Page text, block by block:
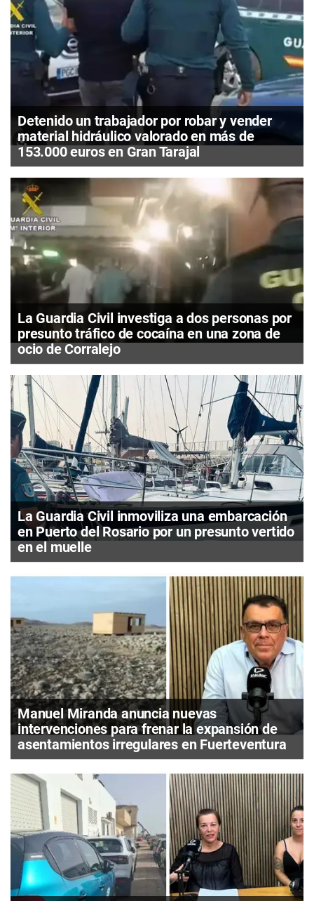
Detenido un trabajador por robar y vender
material hidráulico valorado en más de
153.000 euros en Gran Tarajal
La Guardia Civil investiga a dos personas por
presunto tráfico de cocaína en una zona de
ocio de Corralejo
La Guardia Civil inmoviliza una embarcación
en Puerto del Rosario por un presunto vertido
en el muelle
Manuel Miranda anuncia nuevas
intervenciones para frenar la expansión de
asentamientos irregulares en Fuerteventura